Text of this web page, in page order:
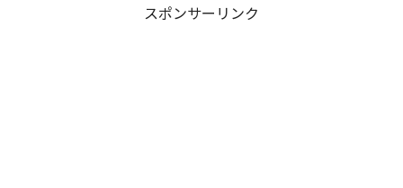
スポンサーリンク